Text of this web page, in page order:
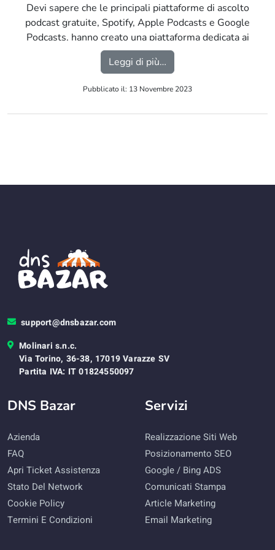
Devi sapere che le principali piattaforme di ascolto
podcast gratuite, Spotify, Apple Podcasts e Google
Podcasts, hanno creato una piattaforma dedicata ai
podcasters per poter distribuire correttamente il
proprio podcast […]
Leggi di più…
Pubblicato il: 13 Novembre 2023
support@dnsbazar.com
Molinari s.n.c.
Via Torino, 36-38, 17019 Varazze SV
Partita IVA: IT 01824550097
DNS Bazar
Azienda
FAQ
Apri Ticket Assistenza
Stato Del Network
Cookie Policy
Termini E Condizioni
Servizi
Realizzazione Siti Web
Posizionamento SEO
Google / Bing ADS
Comunicati Stampa
Article Marketing
Email Marketing